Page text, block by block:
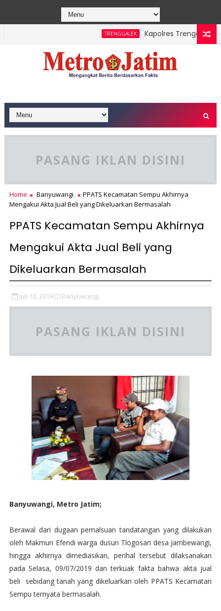
TRENGGALEK
Kapolres Trenggalek Puji
Pura, Banyuwangi Siapkan Peta Jalan Pariwisata Berkelas
PASANG IKLAN DISINI
Home Banyuwangi
PPATS Kecamatan Sempu Akhirnya
Mengakui Akta Jual Beli yang Dikeluarkan Bermasalah
PPATS Kecamatan Sempu Akhirnya
Mengakui Akta Jual Beli yang
Dikeluarkan Bermasalah
Juli 10, 2019 Banyuwangi,
PASANG IKLAN DISINI
Banyuwangi, Metro Jatim;
Berawal dari dugaan pemalsuan tandatangan yang dilakukan
oleh Makmun Efendi warga dusun Tlogosari desa Jambewangi,
hingga akhirnya dimediasikan, perihal tersebut dilaksanakan
pada Selasa, 09/07/2019 dan terkuak fakta bahwa akta jual
beli sebidang tanah yang dikeluarkan oleh PPATS Kecamatan
Sempu ternyata bermasalah.